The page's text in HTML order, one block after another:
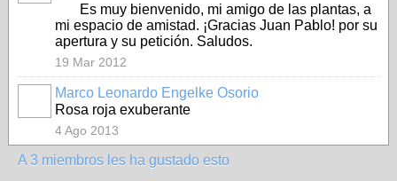
Es muy bienvenido, mi amigo de las plantas, a
mi espacio de amistad. ¡Gracias Juan Pablo! por su
apertura y su petición. Saludos.
19 Mar 2012
Marco Leonardo Engelke Osorio
Rosa roja exuberante
4 Ago 2013
A 3 miembros les ha gustado esto